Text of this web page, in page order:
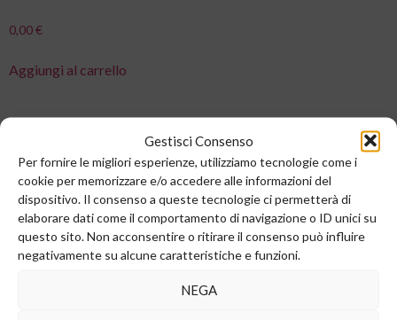
Gestisci Consenso
Per fornire le migliori esperienze, utilizziamo tecnologie come i
cookie per memorizzare e/o accedere alle informazioni del
dispositivo. Il consenso a queste tecnologie ci permetterà di
elaborare dati come il comportamento di navigazione o ID unici su
questo sito. Non acconsentire o ritirare il consenso può influire
negativamente su alcune caratteristiche e funzioni.
NEGA
0,00€
Aggiungi al carrello